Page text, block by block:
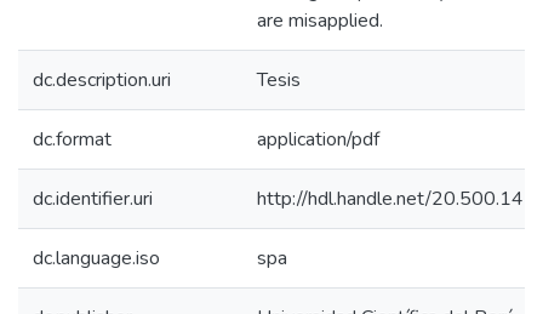
are misapplied.
dc.description.uri Tesis
dc.format application/pdf
dc.identifier.uri http://hdl.handle.net/
dc.language.iso spa